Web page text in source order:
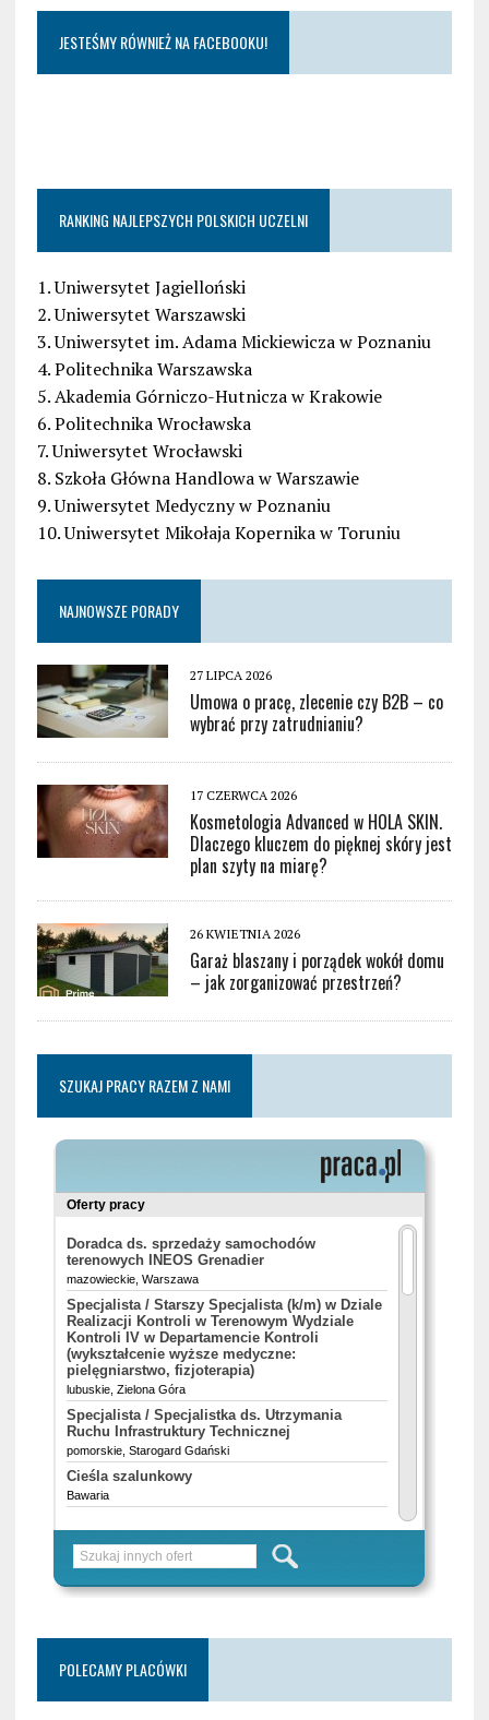
JESTEŚMY RÓWNIEŻ NA FACEBOOKU!
RANKING NAJLEPSZYCH POLSKICH UCZELNI
1. Uniwersytet Jagielloński
2. Uniwersytet Warszawski
3. Uniwersytet im. Adama Mickiewicza w Poznaniu
4. Politechnika Warszawska
5. Akademia Górniczo-Hutnicza w Krakowie
6. Politechnika Wrocławska
7. Uniwersytet Wrocławski
8. Szkoła Główna Handlowa w Warszawie
9. Uniwersytet Medyczny w Poznaniu
10. Uniwersytet Mikołaja Kopernika w Toruniu
NAJNOWSZE PORADY
27 LIPCA 2026
Umowa o pracę, zlecenie czy B2B – co
wybrać przy zatrudnianiu?
17 CZERWCA 2026
Kosmetologia Advanced w HOLA SKIN.
Dlaczego kluczem do pięknej skóry jest
plan szyty na miarę?
26 KWIETNIA 2026
Garaż blaszany i porządek wokół domu
– jak zorganizować przestrzeń?
SZUKAJ PRACY RAZEM Z NAMI
POLECAMY PLACÓWKI